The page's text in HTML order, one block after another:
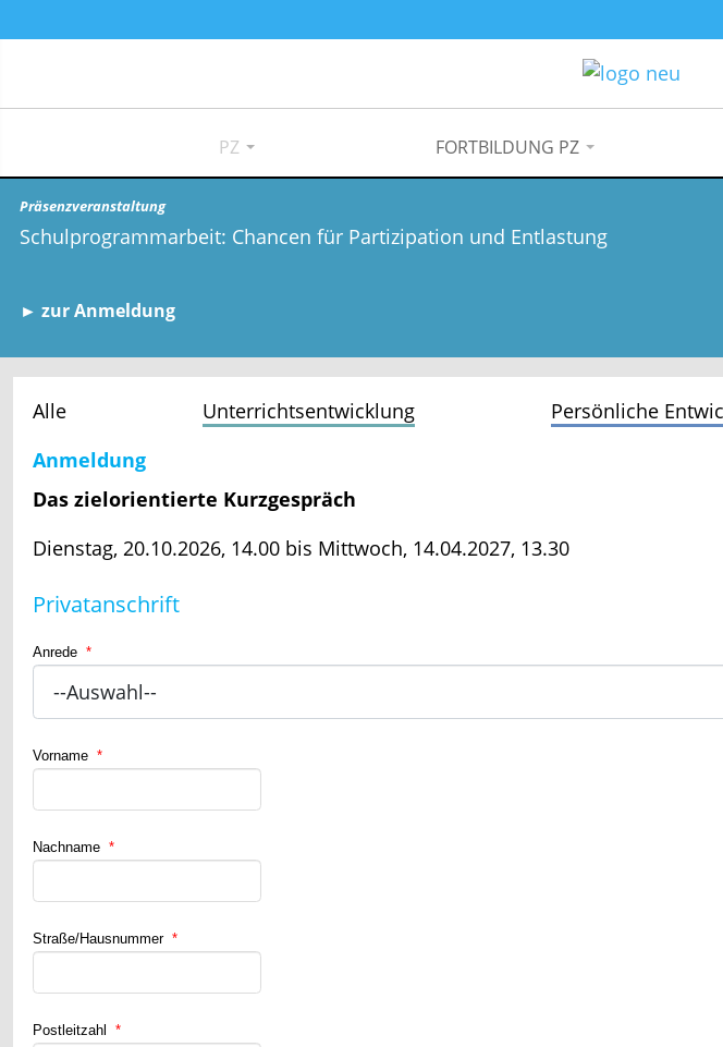
PZ FORTBILDUNG PZ
Präsenzveranstaltung
Schulprogrammarbeit: Chancen für Partizipation und Entlastung
► zur Anmeldung
Alle Unterrichtsentwicklung Persönliche
Anmeldung
Das zielorientierte Kurzgespräch
Dienstag, 20.10.2026, 14.00 bis Mittwoch, 14.04.2027, 13.30
Privatanschrift
Anrede *
Vorname *
Nachname *
Straße/Hausnummer *
Postleitzahl *